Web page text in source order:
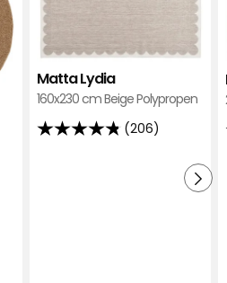
i
favoriter
Matta Lydia
160x230 cm Beige Polypropen
(206)
4.8
i